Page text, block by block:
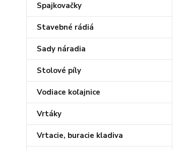
Spajkovačky
Stavebné rádiá
Sady náradia
Stolové píly
Vodiace koľajnice
Vrtáky
Vrtacie, buracie kladiva